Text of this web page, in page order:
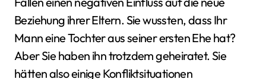
Beziehung ihrer Eltern. Sie wussten, dass Ihr
Mann eine Tochter aus seiner ersten Ehe hat?
Aber Sie haben ihn trotzdem geheiratet. Sie
hätten also einige Konfliktsituationen